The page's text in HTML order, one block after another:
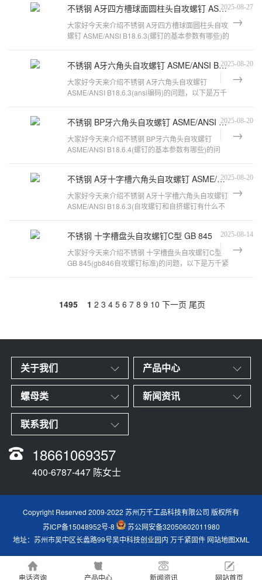
不锈钢 A牙四方槽球面圆柱头自攻螺钉 ASME/ANSI B18.6.3
2025-08-27
大家好今天来介绍不锈钢 A牙四方槽球面圆柱头自攻
螺钉 ASME/ANSI B18.6.3(螺钉的基本参数有哪些)的
不锈钢 A牙六角头自攻螺钉 ASME/ANSI B18.6.3
2025-08-20
大家好今天来介绍不锈钢 A牙六角头自攻螺钉
ASME/ANSI B18.6.3(ansi编码)的问题，以下是万千
不锈钢 BP牙六角头自攻螺钉 ASME/ANSI B18.6.4
2025-08-20
大家好今天来介绍不锈钢 BP牙六角头自攻螺钉
ASME/ANSI B18.6.4(螺钉的基本参数有哪些)的问
不锈钢 A牙十字槽六角头自攻螺钉 ASME/ANSI B18.6.32025-08-20
大家好今天来介绍不锈钢 A牙十字槽六角头自攻螺钉
ASME/ANSI B18.6.3(自攻螺钉和自挤螺钉有什么不
不锈钢 十字槽盘头自攻螺钉C型 GB 845 2025-08-14
大家好今天来介绍不锈钢 十字槽盘头自攻螺钉C型
GB 845(gb846自攻螺钉标准)的问题，以下是万千紧
1495 1 2 3 4 5 6 7 8 9 10 下一页 尾页
关于我们 产品中心
螺母类 新闻资讯
联系我们
18661069357
400-6787-447 陈女士
Copyright Reserved 2009-2022 苏州万千工品科技有限公司 版权所有
苏ICP备15048952号-8
苏公网安备32050602011980
地址：苏州市吴中区长蠡路99号吴中科技创业园内 万千紧固件 网站地图XML
电话咨询 产品中心 新闻资讯 网站首页